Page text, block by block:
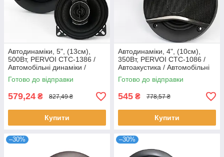
Автодинаміки, 5", (13см),
500Вт, PERVOI CTC-1386 /
Автомобільні динаміки /
Автоакустика / Колонки в
машину
Готово до відправки
579,24 ₴ 827,49 ₴
Купити
Автодинаміки, 4", (10см),
350Вт, PERVOI CTC-1086 /
Автоакустика / Автомобільні
динаміки / Колонки в машину
Готово до відправки
545 ₴ 778,57 ₴
Купити
–30% –30%